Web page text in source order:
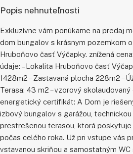
Popis nehnuteľnosti
Exkluzívne vám ponúkame na predaj
dom bungalov s krásnym pozemkom
Hruboňovo časť Výčapky. znížená
údaje: – Lokalita Hruboňovo časť
1428m2 – Zastavaná plocha 228m2 –
Terasa: 43 m2 – vzorový
energetický certifikát: A Dom je
izbový bungalov s garážou,
prestrešenou terasou, ktorá
počas celého roka. Už pri vstupe vás
vstavanou skriňou a samostatným